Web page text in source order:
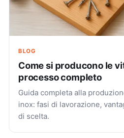
BLOG
Come si producono le
processo completo
Guida completa alla
inox: fasi di lavorazione,
di scelta.